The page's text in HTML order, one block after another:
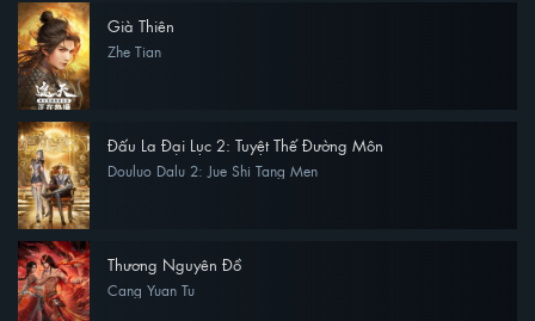
Già Thiên
Zhe Tian
Đấu La Đại Lục 2: Tuyệt Thế Đường Môn
Douluo Dalu 2: Jue Shi Tang Men
Thương Nguyên Đồ
Cang Yuan Tu